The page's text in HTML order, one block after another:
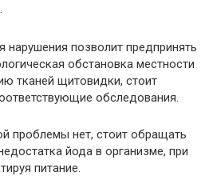
нарушения позволит предпринять
обстановка местности
тканей щитовидки, стоит
обследования.
проблемы нет, стоит обращать
йода в организме, при
питание.